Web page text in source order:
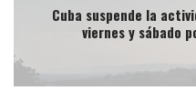
Cuba suspende la
viernes y sábado